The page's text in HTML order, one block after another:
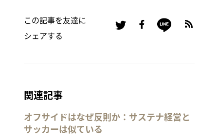
この記事を友達に
シェアする
関連記事
オフサイドはなぜ反則か：サステナ経営と
サッカーは似ている